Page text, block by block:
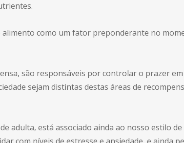
como um fator preponderante no
são responsáveis por controlar o prazer
sejam distintas destas áreas de
adulta, está associado ainda ao nosso estilo de